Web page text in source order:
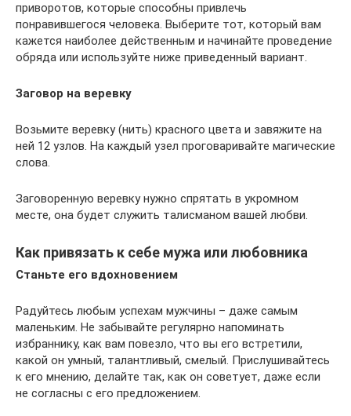
приворотов, которые способны привлечь
понравившегося человека. Выберите тот, который вам
кажется наиболее действенным и начинайте проведение
обряда или используйте ниже приведенный вариант.
Заговор на веревку
Возьмите веревку (нить) красного цвета и завяжите на
ней 12 узлов. На каждый узел проговаривайте магические
слова.
Заговоренную веревку нужно спрятать в укромном
месте, она будет служить талисманом вашей любви.
Как привязать к себе мужа или любовника
Станьте его вдохновением
Радуйтесь любым успехам мужчины – даже самым
маленьким. Не забывайте регулярно напоминать
избраннику, как вам повезло, что вы его встретили,
какой он умный, талантливый, смелый. Прислушивайтесь
к его мнению, делайте так, как он советует, даже если
не согласны с его предложением.